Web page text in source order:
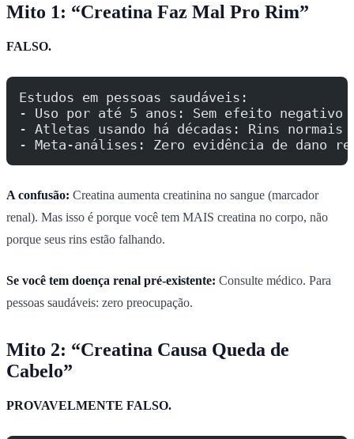
Mito 1: “Creatina Faz Mal Pro Rim”
FALSO.
Estudos em pessoas saudáveis:
- Uso por até 5 anos: Sem efeito negativo
- Atletas usando há décadas: Rins normais
- Meta-análises: Zero evidência de dano
A confusão: Creatina aumenta creatinina no sangue (marcador
renal). Mas isso é porque você tem MAIS creatina no corpo, não
porque seus rins estão falhando.
Se você tem doença renal pré-existente: Consulte médico. Para
pessoas saudáveis: zero preocupação.
Mito 2: “Creatina Causa Queda de
Cabelo”
PROVAVELMENTE FALSO.